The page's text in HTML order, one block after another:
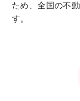
ため、全国の不
す。